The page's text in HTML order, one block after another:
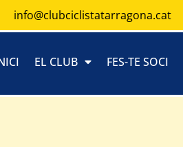
info@clubciclistatarragona.cat
EL CLUB FES-TE SOCI